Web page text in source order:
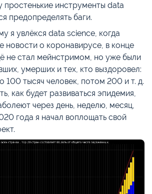
простенькие инструменты data
предопределять баги.
я увлёкся data science, когда
новости о коронавирусе, в конце
не стал мейнстримом, но уже были
умерших и тех, кто выздоровел:
100 тысяч человек, потом 200 и т. д.
как будет развиваться эпидемия,
через день, неделю, месяц,
года я начал воплощать свой